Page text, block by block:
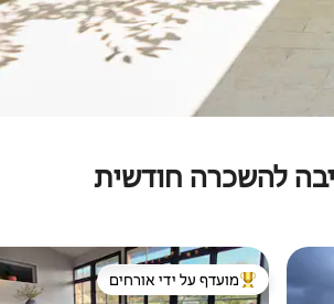
להשכרה חודשית
מוביל בקרב נכסים מועדפים על ידי אורחים
מועדף על ידי אורחים